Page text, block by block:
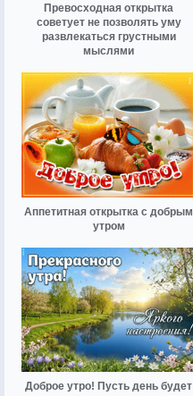
Превосходная открытка
советует не позволять уму
развлекаться грустными
мыслями
Аппетитная открытка с добрым
утром
Доброе утро! Пусть день будет